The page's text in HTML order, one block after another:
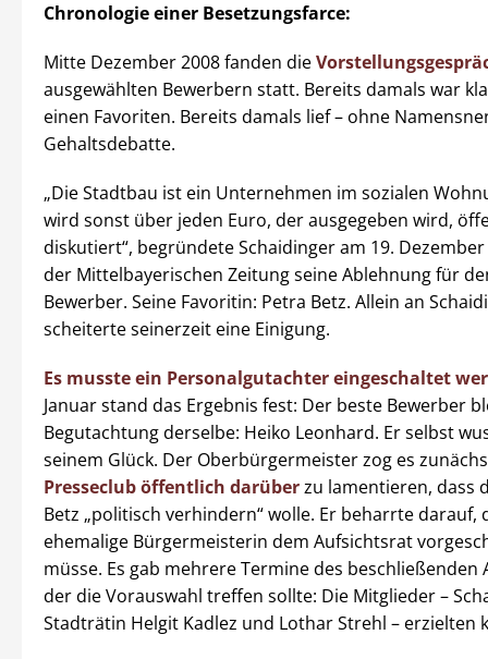
Chronologie einer Besetzungsfarce:
Mitte Dezember 2008 fanden die
ausgewählten Bewerbern statt. Bereits damals war
einen Favoriten. Bereits damals lief – ohne
Gehaltsdebatte.
„Die Stadtbau ist ein Unternehmen im sozialen
wird sonst über jeden Euro, der ausgegeben wird,
diskutiert“, begründete Schaidinger am 19.
der Mittelbayerischen Zeitung seine Ablehnung für
Bewerber. Seine Favoritin: Petra Betz. Allein an
scheiterte seinerzeit eine Einigung.
Es musste ein Personalgutachter eingeschaltet
Januar stand das Ergebnis fest: Der beste Bewerber
Begutachtung derselbe: Heiko Leonhard. Er selbst
seinem Glück. Der Oberbürgermeister zog es
Presseclub öffentlich darüberzu lamentieren, dass
Betz „politisch verhindern“ wolle. Er beharrte darauf,
ehemalige Bürgermeisterin dem Aufsichtsrat
müsse. Es gab mehrere Termine des beschließenden
der die Vorauswahl treffen sollte: Die Mitglieder –
Stadträtin Helgit Kadlez und Lothar Strehl – erzielten